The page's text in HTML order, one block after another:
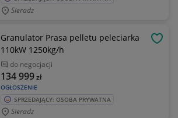
Sieradz
Granulator Prasa pelletu peleciarka
110kW 1250kg/h
do negocjacji
OGŁOSZENIE
134 999zł
SPRZEDAJĄCY: OSOBA PRYWATNA
Sieradz